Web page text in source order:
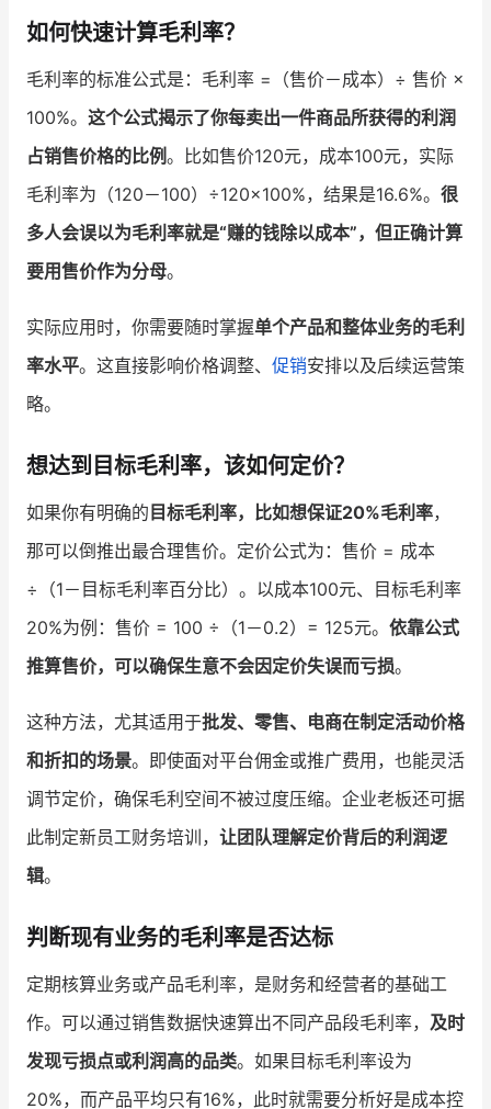
如何快速计算毛利率？
毛利率的标准公式是：毛利率 =（售价－成本）÷ 售价 ×
100%。 这个公式揭示了你每卖出一件商品所获得的利润
占销售价格的比例。比如售价120元，成本100元，实际
毛利率为（120－100）÷120×100%，结果是16.6%。 很
多人会误以为毛利率就是“赚的钱除以成本”，但正确计算
要用售价作为分母。
实际应用时，你需要随时掌握单个产品和整体业务的毛利
率水平。这直接影响价格调整、 促销安排以及后续运营策
略。
想达到目标毛利率，该如何定价？
如果你有明确的 目标毛利率，比如想保证20%毛利率，
那可以倒推出最合理售价。定价公式为：售价 = 成本
÷（1－目标毛利率百分比）。以成本100元、目标毛利率
20%为例：售价 = 100 ÷（1－0.2）= 125元。 依靠公式
推算售价，可以确保生意不会因定价失误而亏损。
这种方法，尤其适用于批发、零售、电商在制定活动价格
和折扣的场景。即使面对平台佣金或推广费用，也能灵活
调节定价，确保毛利空间不被过度压缩。企业老板还可据
此制定新员工财务培训， 让团队理解定价背后的利润逻
辑。
判断现有业务的毛利率是否达标
定期核算业务或产品毛利率，是财务和经营者的基础工
作。可以通过销售数据快速算出不同产品段毛利率， 及时
发现亏损点或利润高的品类。如果目标毛利率设为
20%，而产品平均只有16%，此时就需要分析好是成本控